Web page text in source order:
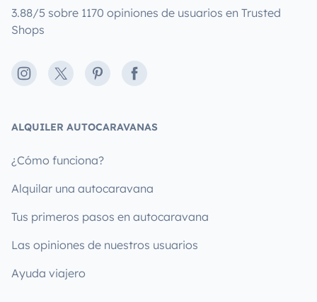
3.88/5 sobre 1170 opiniones de usuarios en Trusted
Shops
Instagram
X PinterestFacebook
ALQUILER AUTOCARAVANAS
¿Cómo funciona?
Alquilar una autocaravana
Tus primeros pasos en autocaravana
Las opiniones de nuestros usuarios
Ayuda viajero